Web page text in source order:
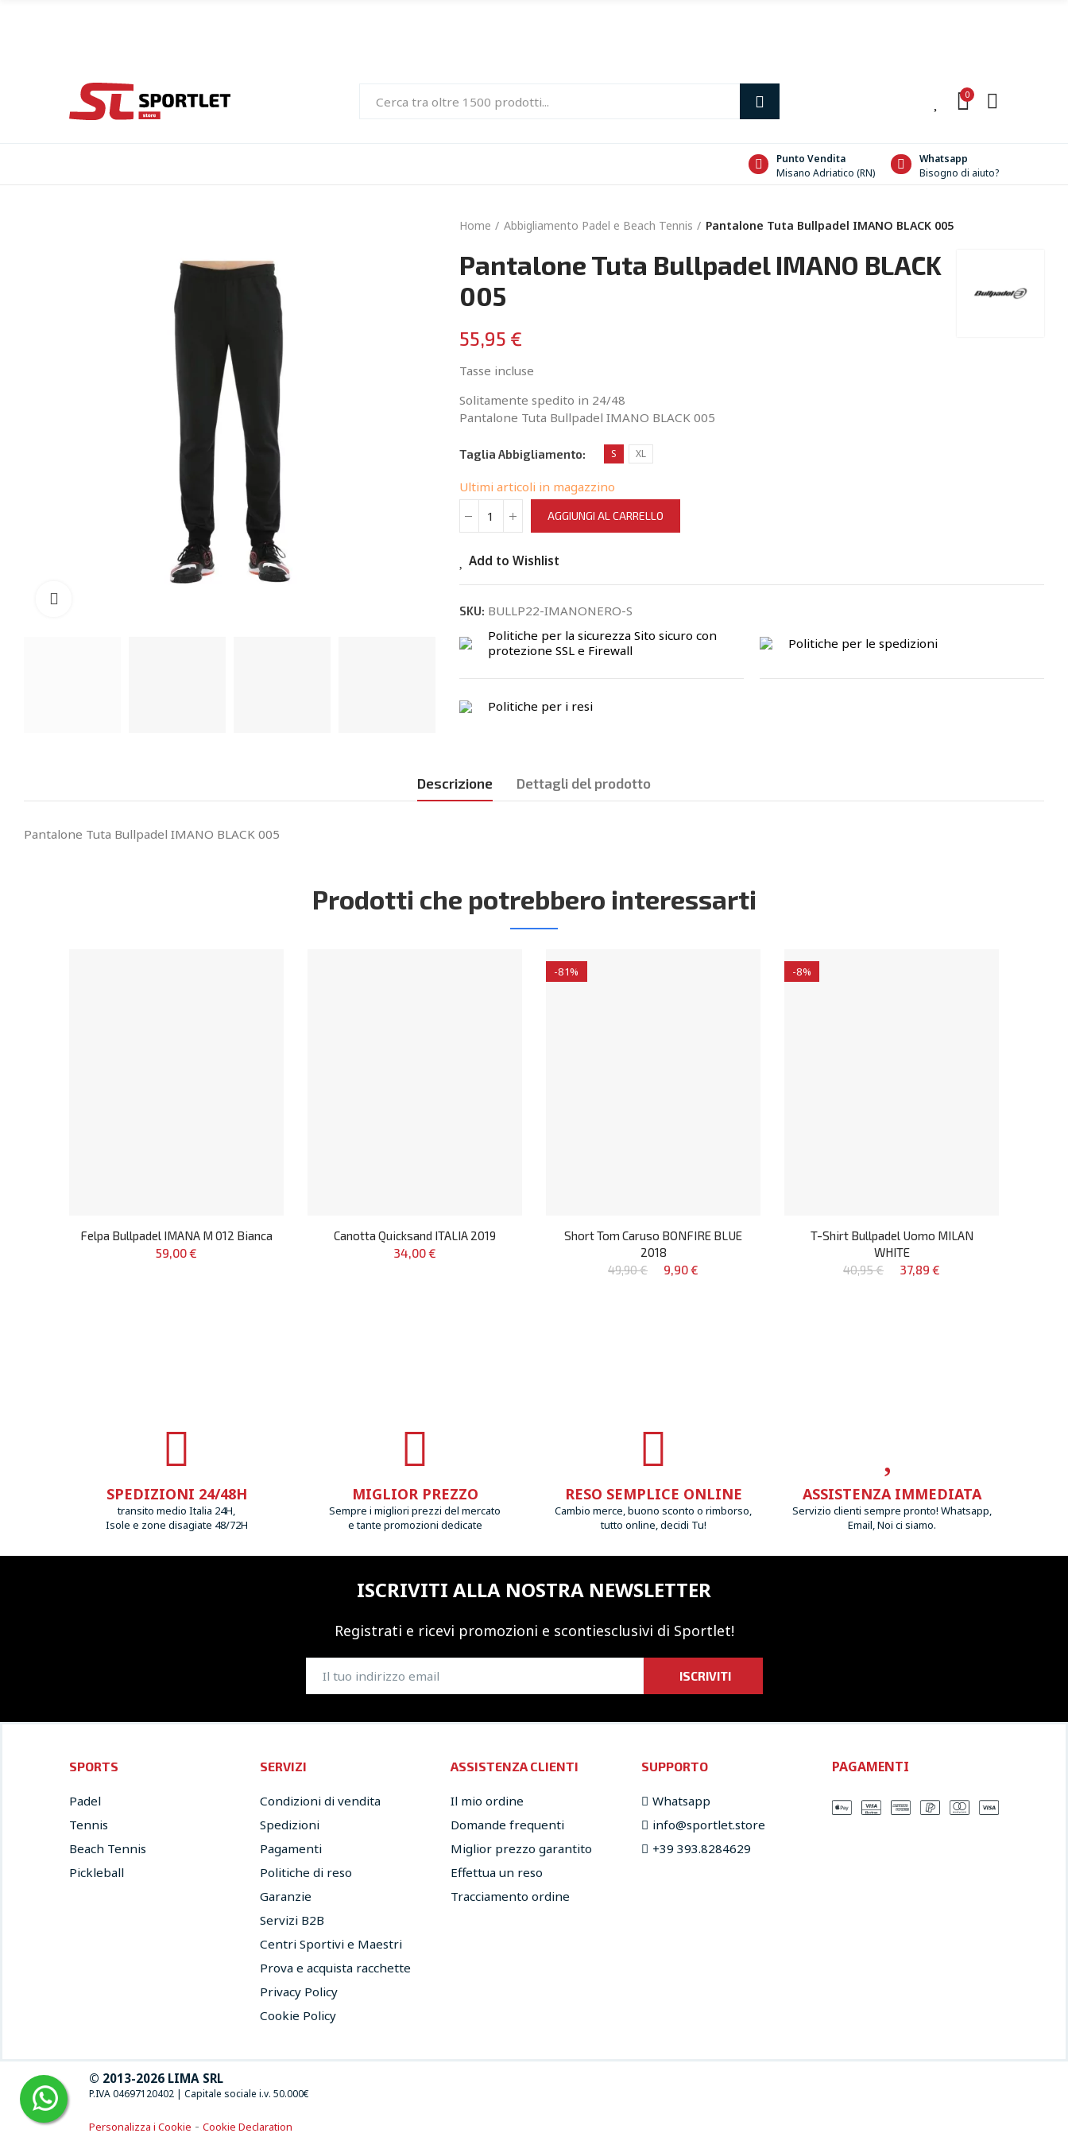
0
Punto Vendita
Misano Adriatico (RN)
Whatsapp
Bisogno di aiuto?
Home Abbigliamento Padel e Beach Tennis Pantalone Tuta Bullpadel IMANO BLACK 005
Pantalone Tuta Bullpadel IMANO BLACK
005
55,95 €
Tasse incluse
Solitamente spedito in 24/48
Pantalone Tuta Bullpadel IMANO BLACK 005
Taglia Abbigliamento S XL
Ultimi articoli in magazzino
AGGIUNGI AL CARRELLO
Add to Wishlist
SKU: BULLP22-IMANONERO-S
Politiche per la sicurezza Sito sicuro con
protezione SSL e Firewall
Politiche per le spedizioni
Politiche per i resi
Descrizione Dettagli del prodotto
Pantalone Tuta Bullpadel IMANO BLACK 005
Prodotti che potrebbero interessarti
Felpa Bullpadel IMANA M 012 Bianca
59,00 €
Canotta Quicksand ITALIA 2019
34,00 €
-81%
Short Tom Caruso BONFIRE BLUE
2018
49,90 €
9,90 €
-8%
T-Shirt Bullpadel Uomo MILAN
WHITE
40,95 €
37,89 €
SPEDIZIONI 24/48H
transito medio Italia 24H,
Isole e zone disagiate 48/72H
MIGLIOR PREZZO
Sempre i migliori prezzi del mercato
e tante promozioni dedicate
RESO SEMPLICE ONLINE
Cambio merce, buono sconto o rimborso,
tutto online, decidi Tu!
ASSISTENZA IMMEDIATA
Servizio clienti sempre pronto! Whatsapp,
Email, Noi ci siamo.
ISCRIVITI ALLA NOSTRA NEWSLETTER
Registrati e ricevi promozioni e scontiesclusivi di Sportlet!
ISCRIVITI
SPORTS
Padel
Tennis
Beach Tennis
Pickleball
SERVIZI
Condizioni di vendita
Spedizioni
Pagamenti
Politiche di reso
Garanzie
Servizi B2B
Centri Sportivi e Maestri
Prova e acquista racchette
Privacy Policy
Cookie Policy
ASSISTENZA CLIENTI
Il mio ordine
Domande frequenti
Miglior prezzo garantito
Effettua un reso
Tracciamento ordine
SUPPORTO
Whatsapp
info@sportlet.store​
+39 393.8284629
PAGAMENTI
© 2013-2026 LIMA SRL
P.IVA 04697120402 | Capitale sociale i.v. 50.000€
Personalizza i Cookie - Cookie Declaration